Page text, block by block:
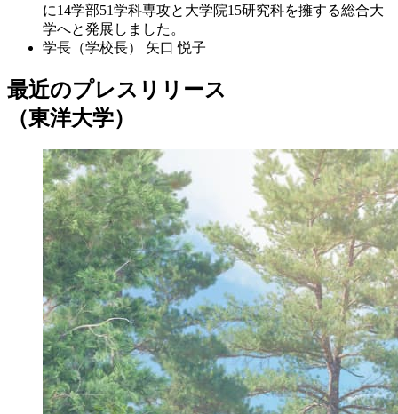
に14学部51学科専攻と大学院15研究科を擁する総合大
学へと発展しました。
学長（学校長）
矢口 悦子
最近のプレスリリース
（東洋大学）